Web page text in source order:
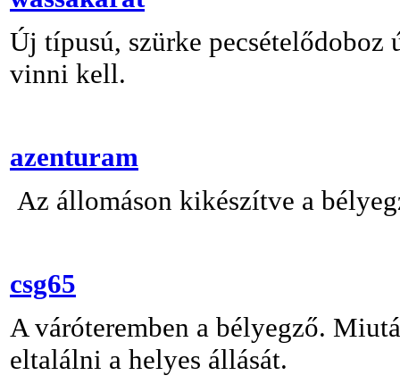
Új típusú, szürke
vinni kell.
azenturam
Az állomáson kikészítve a
csg65
A váróteremben a bélyegző.
eltalálni a helyes állását.